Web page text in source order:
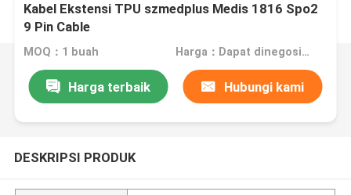
Kabel Ekstensi TPU szmedplus Medis 1816 Spo2
9 Pin Cable
MOQ：1 buah Harga：Dapat dinegosiasikan
Harga terbaik Hubungi kami
DESKRIPSI PRODUK